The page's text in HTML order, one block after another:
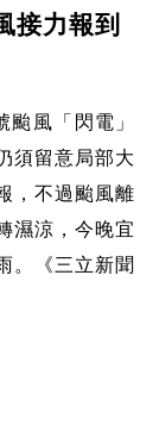
力報到
風「閃電」
須留意局部大
，不過颱風離
濕涼，今晚宜
。《三立新聞